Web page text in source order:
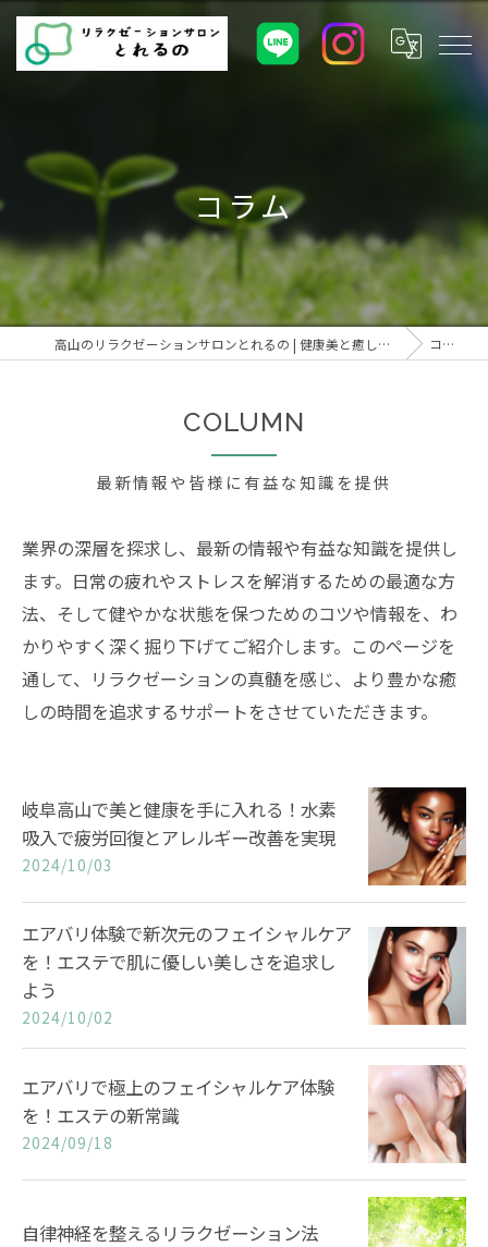
コラム
高山のリラクゼーションサロンとれるの | 健康美と癒しの空間 コラム
COLUMN
最新情報や皆様に有益な知識を提供
業界の深層を探求し、最新の情報や有益な知識を提供し
ます。日常の疲れやストレスを解消するための最適な方
法、そして健やかな状態を保つためのコツや情報を、わ
かりやすく深く掘り下げてご紹介します。このページを
通して、リラクゼーションの真髄を感じ、より豊かな癒
しの時間を追求するサポートをさせていただきます。
岐阜高山で美と健康を手に入れる！水素
吸入で疲労回復とアレルギー改善を実現
2024/10/03
エアバリ体験で新次元のフェイシャルケア
を！エステで肌に優しい美しさを追求し
よう
2024/10/02
エアバリで極上のフェイシャルケア体験
を！エステの新常識
2024/09/18
自律神経を整えるリラクゼーション法